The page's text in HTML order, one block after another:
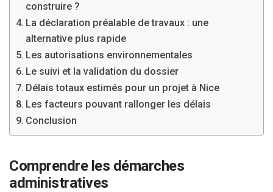
construire ?
La déclaration préalable de travaux : une
alternative plus rapide
Les autorisations environnementales
Le suivi et la validation du dossier
Délais totaux estimés pour un projet à Nice
Les facteurs pouvant rallonger les délais
Conclusion
Comprendre les démarches
administratives